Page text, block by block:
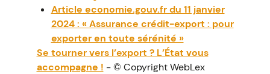
Article economie.gouv.fr du 11 janvier
2024 : « Assurance crédit-export : pour
exporter en toute sérénité »
Se tourner vers l’export ? L’État vous
accompagne ! - © Copyright WebLex